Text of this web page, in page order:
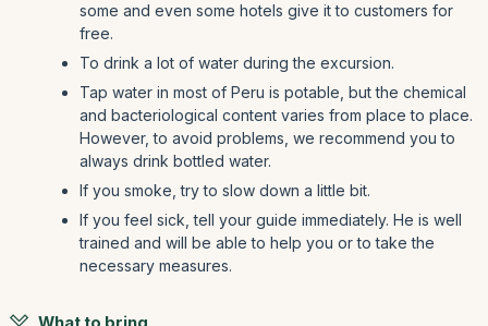
some and even some hotels give it to customers for
free.
To drink a lot of water during the excursion.
Tap water in most of Peru is potable, but the chemical
and bacteriological content varies from place to place.
However, to avoid problems, we recommend you to
always drink bottled water.
If you smoke, try to slow down a little bit.
If you feel sick, tell your guide immediately. He is well
trained and will be able to help you or to take the
necessary measures.